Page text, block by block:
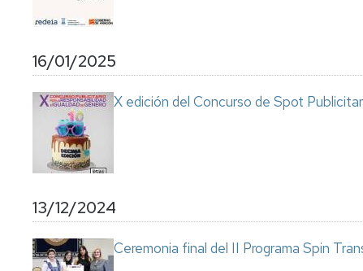
16/01/2025
X edición del Concurso de Spot
13/12/2024
Ceremonia final del II Programa Spin